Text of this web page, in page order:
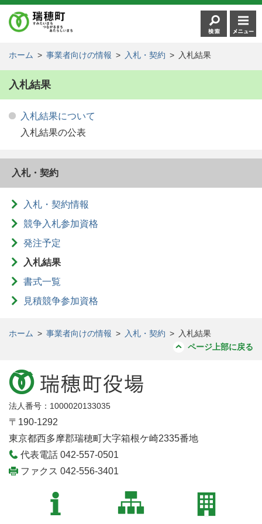
ホーム > 事業者向けの情報 > 入札・契約 > 入札結果
入札結果
入札結果について
入札結果の公表
入札・契約
入札・契約情報
競争入札参加資格
発注予定
入札結果
書式一覧
見積競争参加資格
ホーム > 事業者向けの情報 > 入札・契約 >
入札結果
ページ上部に戻る
法人番号：1000020133035
〒190-1292
東京都西多摩郡瑞穂町大字箱根ケ崎2335番地
代表電話 042-557-0501
ファクス 042-556-3401